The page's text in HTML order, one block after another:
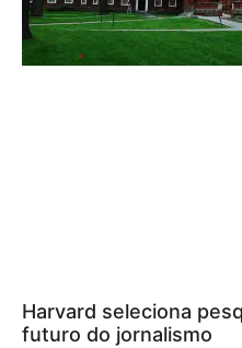
Harvard seleciona
futuro do jornalismo